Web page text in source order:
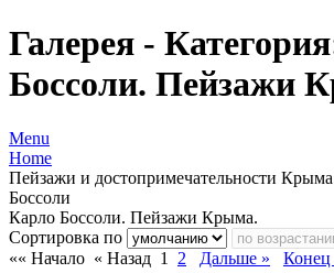
Галерея -
Боссоли. Пейзажи
Menu
Home
Пейзажи и достопримечательности
Боссоли
Карло Боссоли. Пейзажи Крыма.
Сортировка по
«« Начало « Назад 1 2 Дальше » Конец